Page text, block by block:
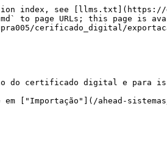
index, see [llms.txt](https://
to page URLs; this page is
cerificado_digital/
do certificado digital e para
["Importação"](/ahead-